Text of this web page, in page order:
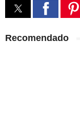
Recomendado